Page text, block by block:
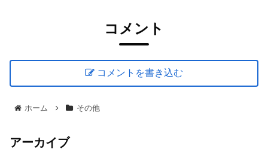
コメント
コメントを書き込む
ホーム その他
アーカイブ